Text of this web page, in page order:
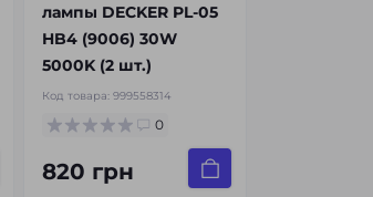
лампы DECKER PL-05
HB4 (9006) 30W
5000K (2 шт.)
Код товара:999558314
0
820 грн